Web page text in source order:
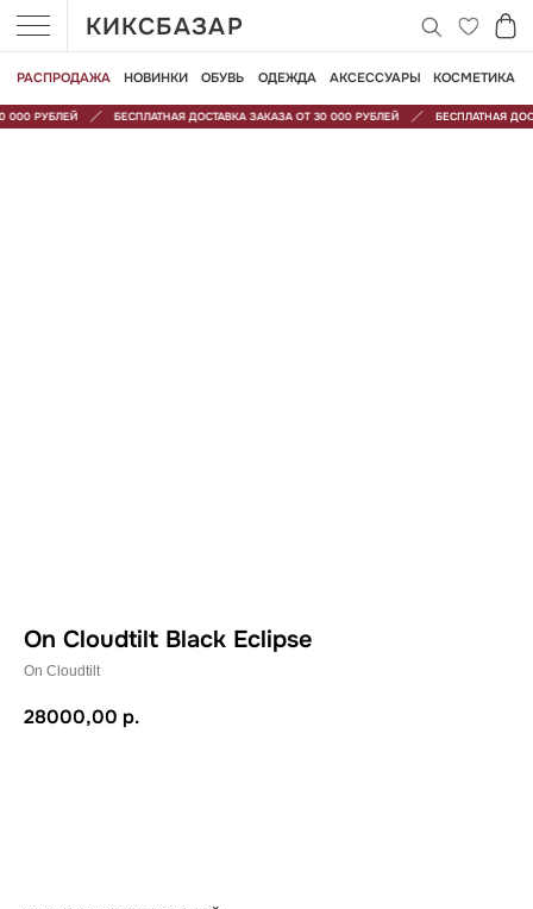
РУБЛЕЙ БЕСПЛАТНАЯ ДОСТАВКА ЗАКАЗА ОТ 30 000 РУБЛЕЙ БЕСПЛАТНАЯ
НОВИНКИ
РАСПРОДАЖА ОБУВЬ ОДЕЖДА АКСЕССУАРЫ КОСМЕТИКА
КИКСБАЗАР
On Cloudtilt Black Eclipse
On Cloudtilt
28000,00 р.